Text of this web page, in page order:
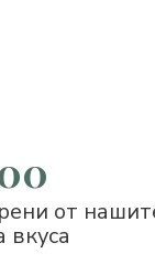
от
вкуса